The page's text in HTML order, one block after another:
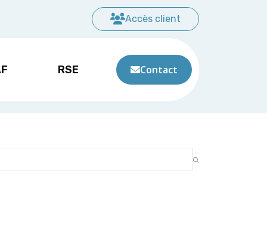
Accès client
RSE Contact